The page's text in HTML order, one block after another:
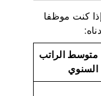
كنت موظفا
متوسط الراتب
السنوي